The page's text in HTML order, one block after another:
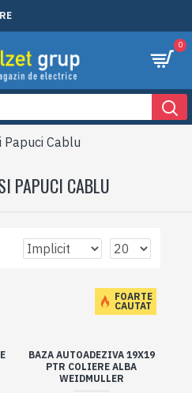
0
Papuci Cablu
PAPUCI CABLU
FOARTE
CAUTAT
BAZA AUTOADEZIVA 19X19
PTR COLIERE ALBA
WEIDMULLER